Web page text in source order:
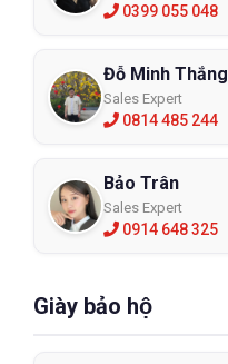
0399 055 048
Đỗ Minh Thắng
Sales Expert
0814 485 244
Bảo Trân
Sales Expert
0914 648 325
Giày bảo hộ